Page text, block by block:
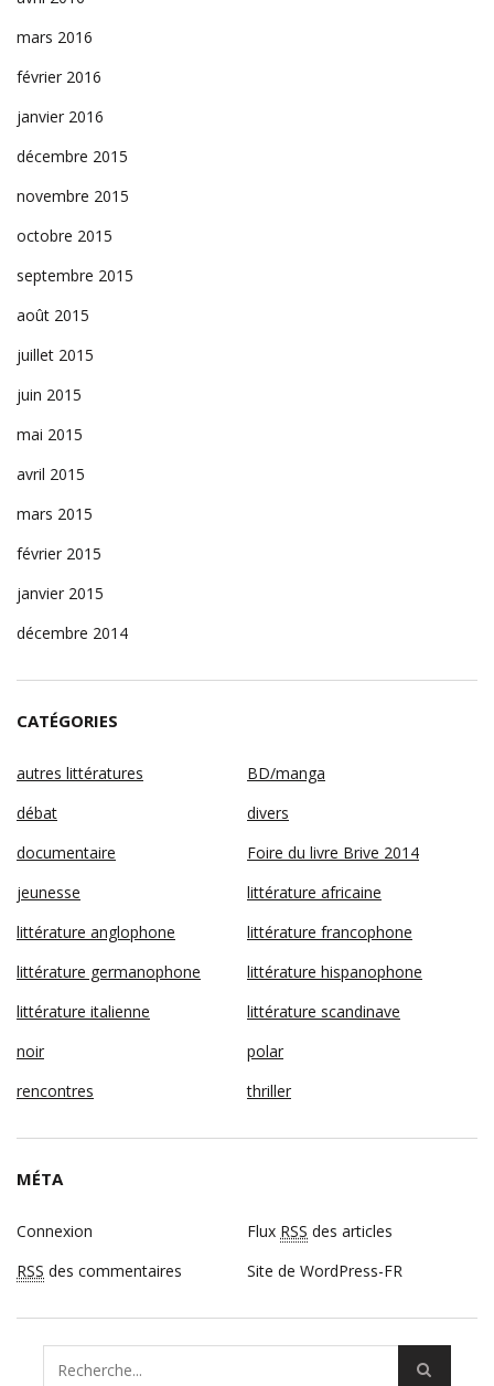
mars 2016
février 2016
janvier 2016
décembre 2015
novembre 2015
octobre 2015
septembre 2015
août 2015
juillet 2015
juin 2015
mai 2015
avril 2015
mars 2015
février 2015
janvier 2015
décembre 2014
CATÉGORIES
autres littératures
BD/manga
débat
divers
documentaire
Foire du livre Brive 2014
jeunesse
littérature africaine
littérature anglophone
littérature francophone
littérature germanophone
littérature hispanophone
littérature italienne
littérature scandinave
noir
polar
rencontres
thriller
MÉTA
Connexion Flux RSS des articles
RSS des commentaires Site de WordPress-FR